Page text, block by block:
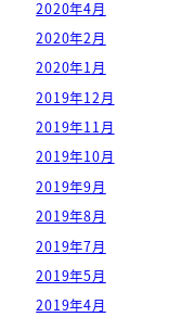
2020年4月
2020年2月
2020年1月
2019年12月
2019年11月
2019年10月
2019年9月
2019年8月
2019年7月
2019年5月
2019年4月